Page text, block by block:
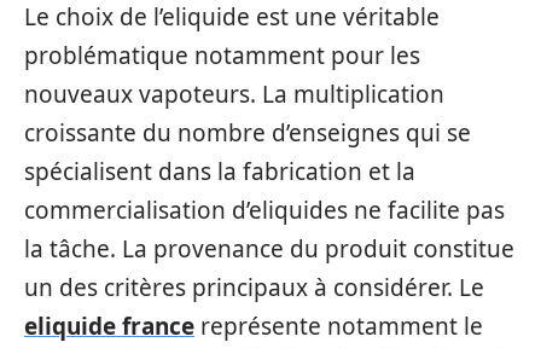
Le choix de l’eliquide est une véritable
problématique notamment pour les
nouveaux vapoteurs. La multiplication
croissante du nombre d’enseignes qui se
spécialisent dans la fabrication et la
commercialisation d’eliquides ne facilite pas
la tâche. La provenance du produit constitue
un des critères principaux à considérer. Le
eliquide france représente notamment le